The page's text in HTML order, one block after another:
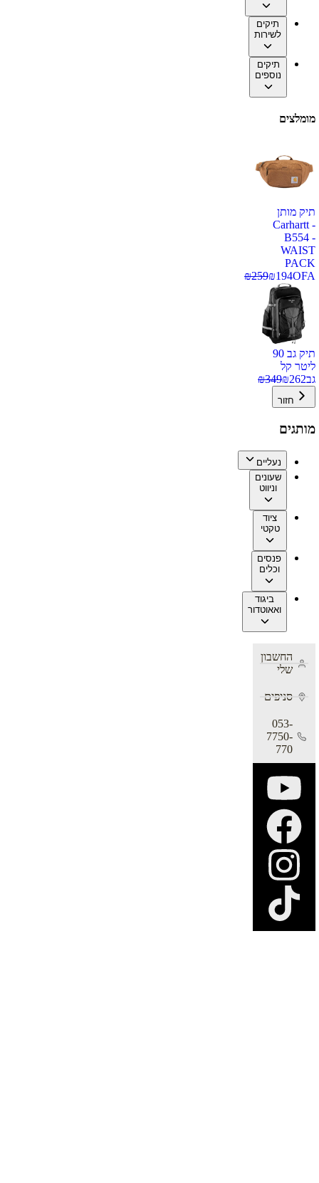
תיקים
לשירות
תיקים
נוספים
מומלצים
תיק מותן
Carhartt -
B554 -
WAIST
PACK
OFA
₪194
₪259
תיק גב 90
ליטר קל
גב
₪262
₪349
חזור
מותגים
נעליים
שעונים
וניווט
ציוד
טקטי
פנסים
וכלים
ביגוד
ואאוטדור
החשבון
שלי
סניפים
053-
7750-
770